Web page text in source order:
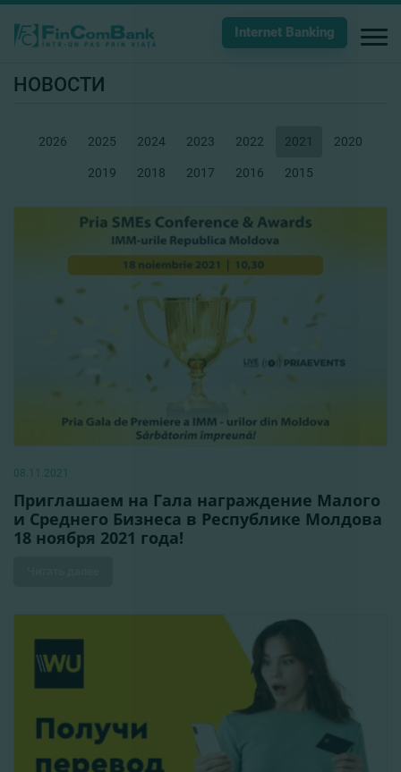
Internet Banking
НОВОСТИ
2026 2025 2024 2023 2022 2021 2020
2019 2018 2017 2016 2015
08.11.2021
Приглашаем на Гала награждение Малого
и Среднего Бизнеса в Республике Молдова
18 ноября 2021 года!